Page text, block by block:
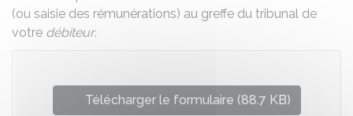
(ou saisie des rémunérations) au greffe du tribunal de
votre débiteur.
Télécharger le formulaire (88.7 KB)